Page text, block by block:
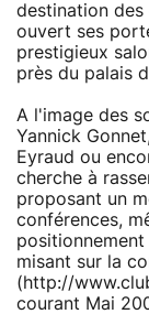
destination des
ouvert ses
prestigieux
près du palais
A l'image des
Yannick
Eyraud ou
cherche à
proposant un
conférences,
misant sur la
(http://
courant Mai